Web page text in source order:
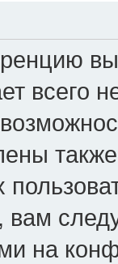
всего
вам
на